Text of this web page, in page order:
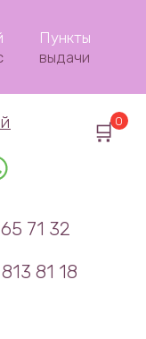
Пункты
выдачи
71 32
81 18
0